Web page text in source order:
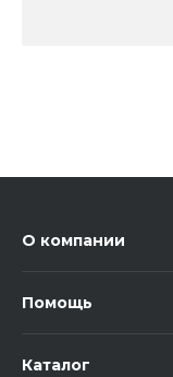
О компании
Помощь
Каталог